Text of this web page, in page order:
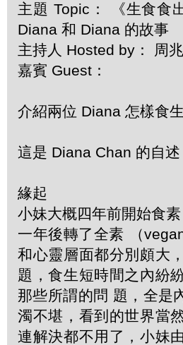
主題 Topic： 《生食食
Diana 和 Diana 的故事
主持人 Hosted by： 周
嘉賓 Guest：
介紹兩位 Diana 怎樣食
這是 Diana Chan 的自述
緣起
小妹大概四年前開始食
一年後轉了全素 （
和心靈層面都分別頗大
題，食生短時間之內紛
那些所謂的問 題，全是
濁不堪，看到的世界當
連解決都不用了，小妹